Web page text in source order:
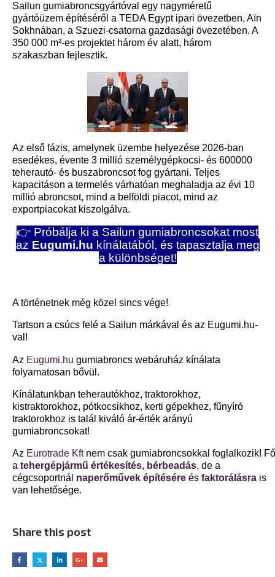
Sailun gumiabroncsgyártóval egy nagyméretű
gyártóüzem építéséről a TEDA Egypt ipari övezetben, Aïn
Sokhnában, a Szuezi-csatorna gazdasági övezetében. A
350 000 m²-es projektet három év alatt, három
szakaszban fejlesztik.
Az első fázis, amelynek üzembe helyezése 2026-ban
esedékes, évente 3 millió személygépkocsi- és 600000
teherautó- és buszabroncsot fog gyártani. Teljes
kapacitáson a termelés várhatóan meghaladja az évi 10
millió abroncsot, mind a belföldi piacot, mind az
exportpiacokat kiszolgálva.
👉 Próbálja ki a Sailun gumiabroncsokat most
az Eugumi.hu kínálatából, és tapasztalja meg
a különbséget!
A történetnek még közel sincs vége!
Tartson a csúcs felé a Sailun márkával és az Eugumi.hu-
val!
Az Eugumi.hu gumiabroncs webáruház kínálata
folyamatosan bővül.
Kínálatunkban teherautókhoz, traktorokhoz,
kistraktorokhoz, pótkocsikhoz, kerti gépekhez, fűnyíró
traktorokhoz is talál kiváló ár-érték arányú
gumiabroncsokat!
Az Eurotrade Kft nem csak gumiabroncsokkal foglalkozik!
a tehergépjármű értékesítés, bérbeadás, de a
cégcsoportnál naperőművek építésére és faktorálásra is
van lehetősége.
Share this post